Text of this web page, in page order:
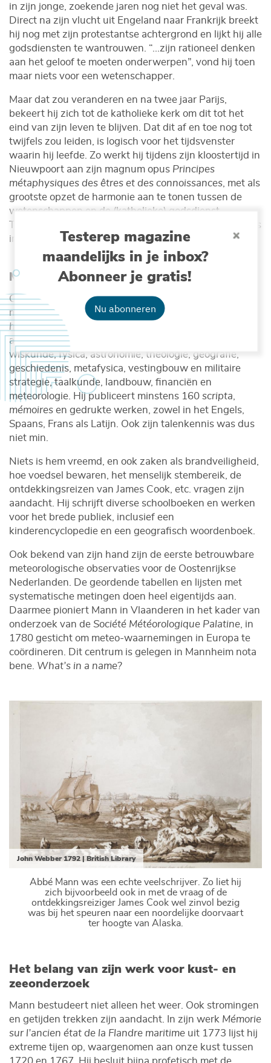
Testerep magazine
maandelijks in je inbox?
Abonneer je gratis!
Nu abonneren
in zijn jonge, zoekende jaren nog niet het geval was.
Direct na zijn vlucht uit Engeland naar Frankrijk breekt
hij nog met zijn protestantse achtergrond en lijkt hij alle
godsdiensten te wantrouwen. “...zijn rationeel denken
aan het geloof te moeten onderwerpen”, vond hij toen
maar niets voor een wetenschapper.
Maar dat zou veranderen en na twee jaar Parijs,
bekeert hij zich tot de katholieke kerk om dit tot het
eind van zijn leven te blijven. Dat dit af en toe nog tot
twijfels zou leiden, is logisch voor het tijdsvenster
waarin hij leefde. Zo werkt hij tijdens zijn kloostertijd in
Nieuwpoort aan zijn magnum opus Principes
métaphysiques des êtres et des connoissances , met als
grootste opzet de harmonie aan te tonen tussen de
wetenschappen en de (katholieke) godsdienst.
Tekenend is dat hij het werk uit angst voor censuur pas
in 1807 publiceert.
Multidisciplinair onderzoeker
Qua thematiek mogen we het oeuvre van Abbé Mann
met recht multidisciplinair noemen. Als 18
homo universalis
alles wat relevant is: onderwerpen binnen de
wiskunde, fysica, astronomie, theologie, geografie,
geschiedenis, metafysica, vestingbouw en militaire
strategie, taalkunde, landbouw, financiën en
meteorologie. Hij publiceert minstens 160 scripta
mémoires en gedrukte werken, zowel in het Engels,
Spaans, Frans als Latijn. Ook zijn talenkennis was dus
niet min.
Niets is hem vreemd, en ook zaken als brandveiligheid,
hoe voedsel bewaren, het menselijk stembereik, de
ontdekkingsreizen van James Cook, etc. vragen zijn
aandacht. Hij schrijft diverse schoolboeken en werken
voor het brede publiek, inclusief een
kinderencyclopedie en een geografisch woordenboek.
Ook bekend van zijn hand zijn de eerste betrouwbare
meteorologische observaties voor de Oostenrijkse
Nederlanden. De geordende tabellen en lijsten met
systematische metingen doen heel eigentijds aan.
Daarmee pioniert Mann in Vlaanderen in het kader van
onderzoek van de Société Météorologique Palatine , in
1780 gesticht om meteo-waarnemingen in Europa te
coördineren. Dit centrum is gelegen in Mannheim nota
bene. What’s in a name?
John Webber 1792 | British Library
Abbé Mann was een echte veelschrijver. Zo liet hij
zich bijvoorbeeld ook in met de vraag of de
ontdekkingsreiziger James Cook wel zinvol bezig
was bij het speuren naar een noordelijke doorvaart
ter hoogte van Alaska.
Het belang van zijn werk voor kust- en
zeeonderzoek
Mann bestudeert niet alleen het weer. Ook stromingen
en getijden trekken zijn aandacht. In zijn werk Mémorie
sur l’ancien état de la Flandre maritime uit 1773 lijst hij
extreme tijen op, waargenomen aan onze kust tussen